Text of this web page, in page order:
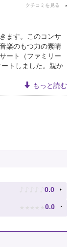
ます。このコンサ
楽のもつ力の素晴
ート（ファミリー
トしました。親か
もっと読む
♪ ♪ ♪ ♪ ♪ 0.0
★ ★ ★ ★ ★ 0.0